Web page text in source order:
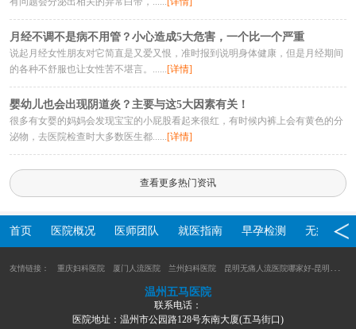
月经不调不是病不用管？小心造成5大危害，一个比一个严重
说起月经女性朋友对它简直是又爱又恨，准时报到说明身体健康，但是月经期间
的各种不舒服也让女性苦不堪言。......[详情]
婴幼儿也会出现阴道炎？主要与这5大因素有关！
很多有女婴的妈妈会发现宝宝的小屁股看起来很红，有时候内裤上会有黄色的分
泌物，去医院检查时大多数医生都......[详情]
查看更多热门资讯
首页 医院概况 医师团队 就医指南 早孕检测 无痛人流
友情链接： 重庆妇科医院 厦门人流医院 兰州妇科医院 昆明无痛人流医院哪家好-昆明人流医院-云南九洲医院妇科
温州五马医院
联系电话：
医院地址：温州市公园路128号东南大厦(五马街口)